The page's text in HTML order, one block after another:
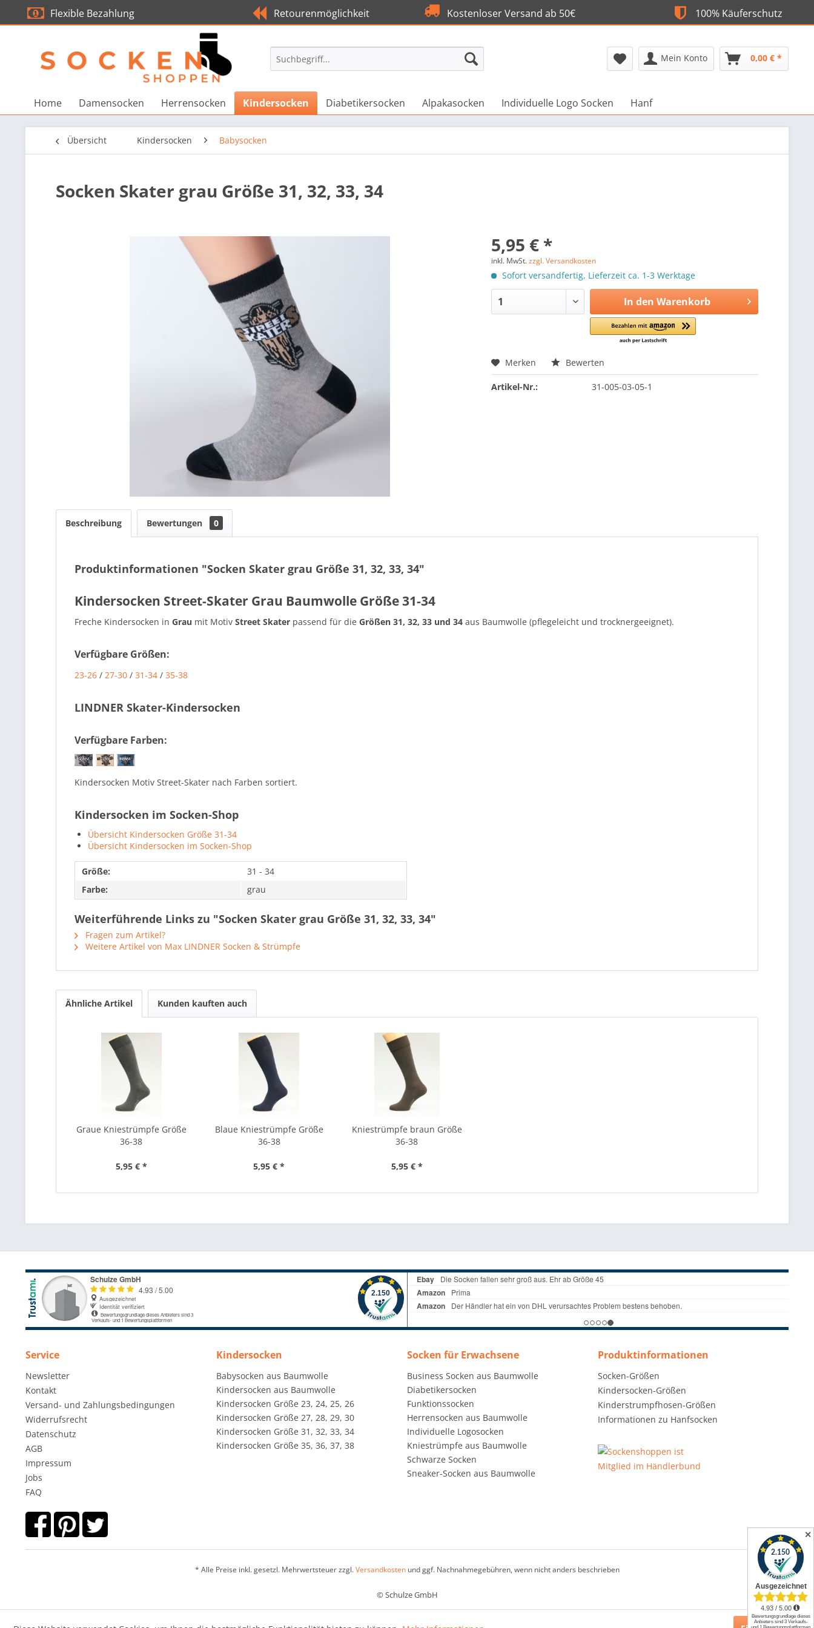
Flexible Bezahlung Retourenmöglichkeit Kostenloser Versand ab 50€ 100% Käuferschutz
Mein Konto 0,00 € *
Home Damensocken Herrensocken Kindersocken Diabetikersocken Alpakasocken Individuelle Logo Socken Hanf
Übersicht Kindersocken Babysocken
Socken Skater grau Größe 31, 32, 33, 34
5,95 € *
inkl. MwSt.zzgl. Versandkosten
Sofort versandfertig, Lieferzeit ca. 1-3 Werktage
In den Warenkorb
Merken Bewerten
Artikel-Nr.: 31-005-03-05-1
Beschreibung Bewertungen 0
Produktinformationen "Socken Skater grau Größe 31, 32, 33, 34"
Kindersocken Street-Skater Grau Baumwolle Größe 31-34
Freche Kindersocken in Grau mit Motiv Street Skater passend für die Größen 31, 32, 33 und 34 aus Baumwolle (pflegeleicht und trocknergeeignet).
Verfügbare Größen:
23-26 / 27-30 / 31-34 / 35-38
LINDNER Skater-Kindersocken
Verfügbare Farben:
Kindersocken Motiv Street-Skater nach Farben sortiert.
Kindersocken im Socken-Shop
Übersicht Kindersocken Größe 31-34
Übersicht Kindersocken im Socken-Shop
Größe:
31 - 34
Farbe:
grau
Weiterführende Links zu "Socken Skater grau Größe 31, 32, 33, 34"
Fragen zum Artikel?
Weitere Artikel von Max LINDNER Socken & Strümpfe
Ähnliche Artikel Kunden kauften auch
Graue Kniestrümpfe Größe
36-38
5,95 € *
Blaue Kniestrümpfe Größe
36-38
5,95 € *
Kniestrümpfe braun Größe
36-38
5,95 € *
✕
Service
Newsletter
Kontakt
Versand- und Zahlungsbedingungen
Widerrufsrecht
Datenschutz
AGB
Impressum
Jobs
FAQ
Kindersocken
Babysocken aus Baumwolle
Kindersocken aus Baumwolle
Kindersocken Größe 23, 24, 25, 26
Kindersocken Größe 27, 28, 29, 30
Kindersocken Größe 31, 32, 33, 34
Kindersocken Größe 35, 36, 37, 38
Socken für Erwachsene
Business Socken aus Baumwolle
Diabetikersocken
Funktionssocken
Herrensocken aus Baumwolle
Individuelle Logosocken
Kniestrümpfe aus Baumwolle
Schwarze Socken
Sneaker-Socken aus Baumwolle
Produktinformationen
Socken-Größen
Kindersocken-Größen
Kinderstrumpfhosen-Größen
Informationen zu Hanfsocken
* Alle Preise inkl. gesetzl. Mehrwertsteuer zzgl.Versandkostenund ggf. Nachnahmegebühren, wenn nicht anders beschrieben
© Schulze GmbH